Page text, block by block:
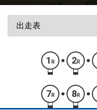
1 R 2R
7 R 8R